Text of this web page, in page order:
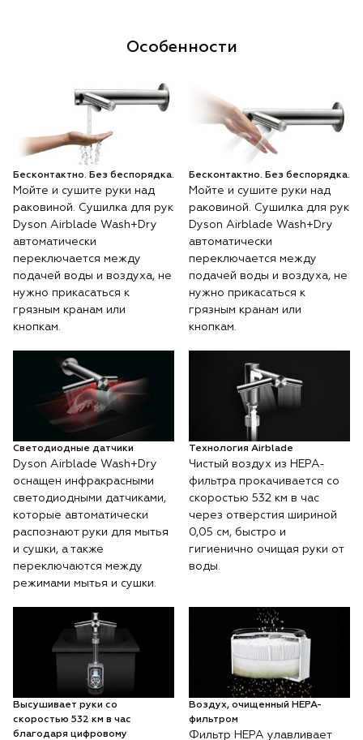
Особенности
Бесконтактно. Без беспорядка.
Мойте и сушите руки над
раковиной. Сушилка для рук
Dyson Airblade Wash+Dry
автоматически
переключается между
подачей воды и воздуха, не
нужно прикасаться к
грязным кранам или
кнопкам.
Бесконтактно. Без беспорядка.
Мойте и сушите руки над
раковиной. Сушилка для рук
Dyson Airblade Wash+Dry
автоматически
переключается между
подачей воды и воздуха, не
нужно прикасаться к
грязным кранам или
кнопкам.
Светодиодные датчики
Dyson Airblade Wash+Dry
оснащен инфракрасными
светодиодными датчиками,
которые автоматически
распознают руки для мытья
и сушки, а также
переключаются между
режимами мытья и сушки.
Технология Airblade
Чистый воздух из HEPA-
фильтра прокачивается со
скоростью 532 км в час
через отверстия шириной
0,05 см, быстро и
гигиенично очищая руки от
воды.
Высушивает руки со
скоростью 532 км в час
благодаря цифровому
Воздух, очищенный HEPA-
фильтром
Фильтр HEPA улавливает